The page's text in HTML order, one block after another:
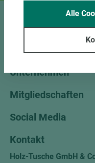
Sortiment
Kundenservice
Unternehmen
Mitgliedschaften
Social Media
Kontakt
Holz-Tusche GmbH &
Alle